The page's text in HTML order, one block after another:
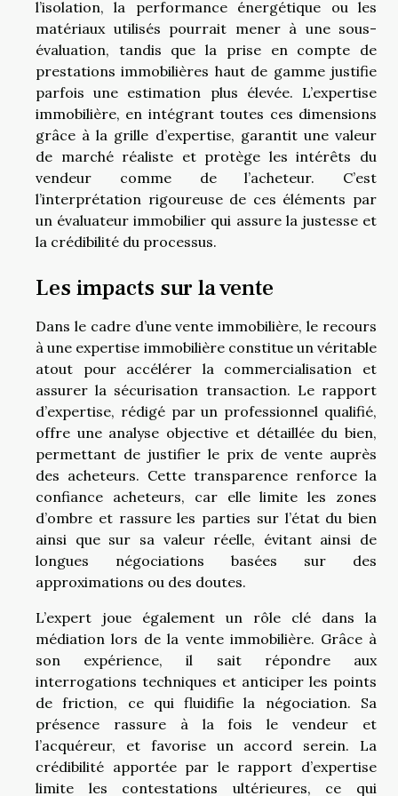
l’isolation, la performance énergétique ou les
matériaux utilisés pourrait mener à une sous-
évaluation, tandis que la prise en compte de
prestations immobilières haut de gamme justifie
parfois une estimation plus élevée. L’expertise
immobilière, en intégrant toutes ces dimensions
grâce à la grille d’expertise, garantit une valeur
de marché réaliste et protège les intérêts du
vendeur comme de l’acheteur. C’est
l’interprétation rigoureuse de ces éléments par
un évaluateur immobilier qui assure la justesse et
la crédibilité du processus.
Les impacts sur la vente
Dans le cadre d’une vente immobilière, le recours
à une expertise immobilière constitue un véritable
atout pour accélérer la commercialisation et
assurer la sécurisation transaction. Le rapport
d’expertise, rédigé par un professionnel qualifié,
offre une analyse objective et détaillée du bien,
permettant de justifier le prix de vente auprès
des acheteurs. Cette transparence renforce la
confiance acheteurs, car elle limite les zones
d’ombre et rassure les parties sur l’état du bien
ainsi que sur sa valeur réelle, évitant ainsi de
longues négociations basées sur des
approximations ou des doutes.
L’expert joue également un rôle clé dans la
médiation lors de la vente immobilière. Grâce à
son expérience, il sait répondre aux
interrogations techniques et anticiper les points
de friction, ce qui fluidifie la négociation. Sa
présence rassure à la fois le vendeur et
l’acquéreur, et favorise un accord serein. La
crédibilité apportée par le rapport d’expertise
limite les contestations ultérieures, ce qui